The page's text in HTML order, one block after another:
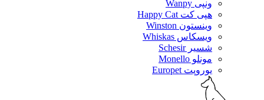
ونپی Wanpy
هپی کت Happy Cat
وینستون Winston
ویسکاس Whiskas
شسیر Schesir
مونلو Monello
یوروپت Europet